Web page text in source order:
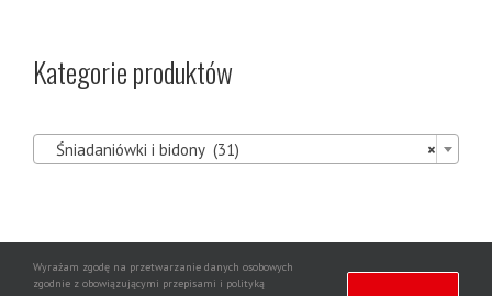
Kategorie produktów
×
Śniadaniówki i bidony (31)
Copyright 2020 | Wszelkie prawa zastrzeżone | Wdrożenie strony
Wyrażam zgodę na przetwarzanie danych osobowych
zgodnie z obowiązującymi przepisami i polityką